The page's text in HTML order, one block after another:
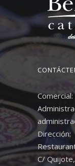
Dirección:
C/